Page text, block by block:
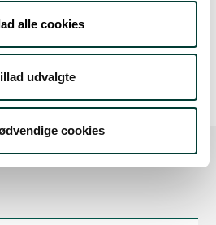
alle cookies
udvalgte
cookies